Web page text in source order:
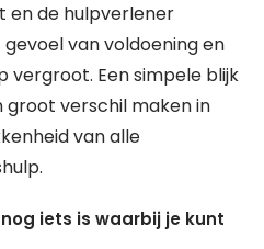
en de hulpverlener
van voldoening en
vergroot. Een simpele blijk
groot verschil maken in
van alle
iets is waarbij je kunt